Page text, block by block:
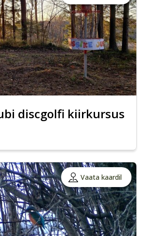
discgolfi kiirkursus
Vaata kaardil